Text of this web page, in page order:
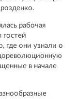
рабочая
гостей
где они узнали о
в начале